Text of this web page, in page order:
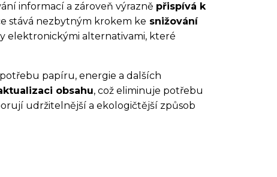
informací a zároveň výrazně přispívá k
stává nezbytným krokem ke snižování
elektronickými alternativami, které
papíru, energie a dalších
obsahu, což eliminuje potřebu
udržitelnější a ekologičtější způsob